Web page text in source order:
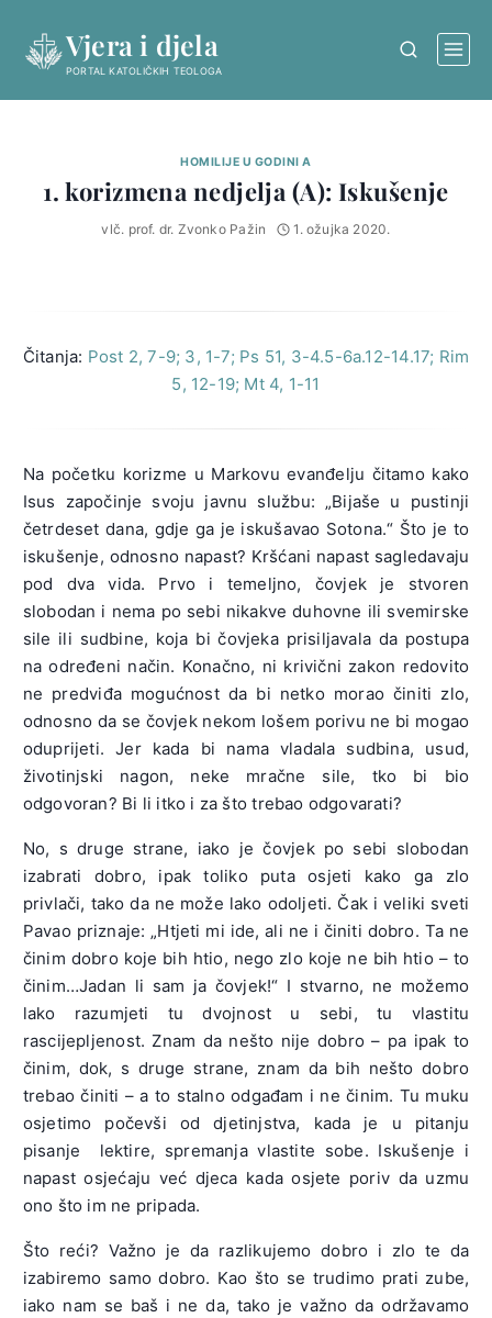
content
Vjera i djela
PORTAL KATOLIČKIH TEOLOGA
HOMILIJE U GODINI A
1. korizmena nedjelja (A): Iskušenje
vlč. prof. dr. Zvonko Pažin 1. ožujka 2020.
Čitanja: Post 2, 7-9; 3, 1-7; Ps 51, 3-4.5-6a.12-14.17; Rim
5, 12-19; Mt 4, 1-11
Na početku korizme u Markovu evanđelju čitamo kako
Isus započinje svoju javnu službu: „Bijaše u pustinji
četrdeset dana, gdje ga je iskušavao Sotona.“ Što je to
iskušenje, odnosno napast? Kršćani napast sagledavaju
pod dva vida. Prvo i temeljno, čovjek je stvoren
slobodan i nema po sebi nikakve duhovne ili svemirske
sile ili sudbine, koja bi čovjeka prisiljavala da postupa
na određeni način. Konačno, ni krivični zakon redovito
ne predviđa mogućnost da bi netko morao činiti zlo,
odnosno da se čovjek nekom lošem porivu ne bi mogao
oduprijeti. Jer kada bi nama vladala sudbina, usud,
životinjski nagon, neke mračne sile, tko bi bio
odgovoran? Bi li itko i za što trebao odgovarati?
No, s druge strane, iako je čovjek po sebi slobodan
izabrati dobro, ipak toliko puta osjeti kako ga zlo
privlači, tako da ne može lako odoljeti. Čak i veliki sveti
Pavao priznaje: „Htjeti mi ide, ali ne i činiti dobro. Ta ne
činim dobro koje bih htio, nego zlo koje ne bih htio – to
činim…Jadan li sam ja čovjek!“ I stvarno, ne možemo
lako razumjeti tu dvojnost u sebi, tu vlastitu
rascijepljenost. Znam da nešto nije dobro – pa ipak to
činim, dok, s druge strane, znam da bih nešto dobro
trebao činiti – a to stalno odgađam i ne činim. Tu muku
osjetimo počevši od djetinjstva, kada je u pitanju
pisanje lektire, spremanja vlastite sobe. Iskušenje i
napast osjećaju već djeca kada osjete poriv da uzmu
ono što im ne pripada.
Što reći? Važno je da razlikujemo dobro i zlo te da
izabiremo samo dobro. Kao što se trudimo prati zube,
iako nam se baš i ne da, tako je važno da održavamo